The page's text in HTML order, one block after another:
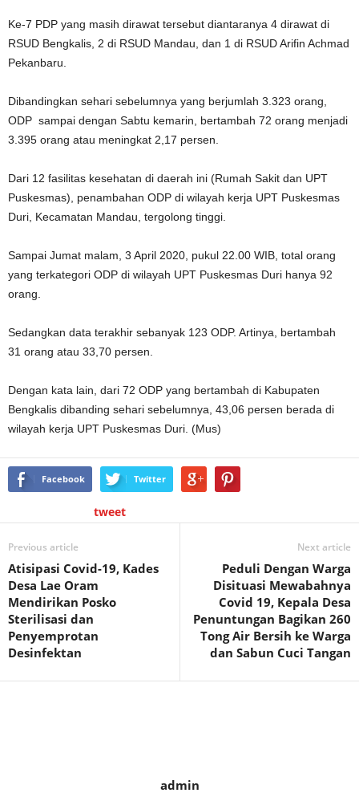
Ke-7 PDP yang masih dirawat tersebut diantaranya 4 dirawat di
RSUD Bengkalis, 2 di RSUD Mandau, dan 1 di RSUD Arifin Achmad
Pekanbaru.
Dibandingkan sehari sebelumnya yang berjumlah 3.323 orang,
ODP sampai dengan Sabtu kemarin, bertambah 72 orang menjadi
3.395 orang atau meningkat 2,17 persen.
Dari 12 fasilitas kesehatan di daerah ini (Rumah Sakit dan UPT
Puskesmas), penambahan ODP di wilayah kerja UPT Puskesmas
Duri, Kecamatan Mandau, tergolong tinggi.
Sampai Jumat malam, 3 April 2020, pukul 22.00 WIB, total orang
yang terkategori ODP di wilayah UPT Puskesmas Duri hanya 92
orang.
Sedangkan data terakhir sebanyak 123 ODP. Artinya, bertambah
31 orang atau 33,70 persen.
Dengan kata lain, dari 72 ODP yang bertambah di Kabupaten
Bengkalis dibanding sehari sebelumnya, 43,06 persen berada di
wilayah kerja UPT Puskesmas Duri. (Mus)
Facebook Twitter
tweet
Previous article
Atisipasi Covid-19, Kades
Desa Lae Oram
Mendirikan Posko
Sterilisasi dan
Penyemprotan
Desinfektan
Next article
Peduli Dengan Warga
Disituasi Mewabahnya
Covid 19, Kepala Desa
Penuntungan Bagikan 260
Tong Air Bersih ke Warga
dan Sabun Cuci Tangan
admin